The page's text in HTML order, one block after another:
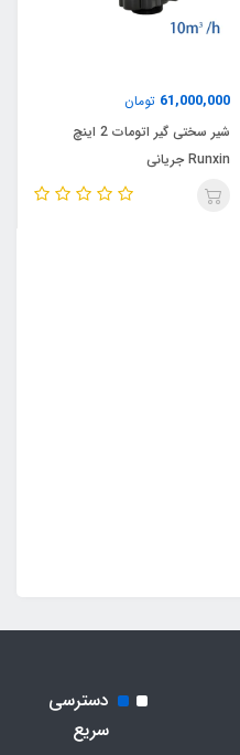
61,000,000 تومان
شیر سختی گیر اتومات 2 اینچ
Runxin جریانی
دسترسی
سریع